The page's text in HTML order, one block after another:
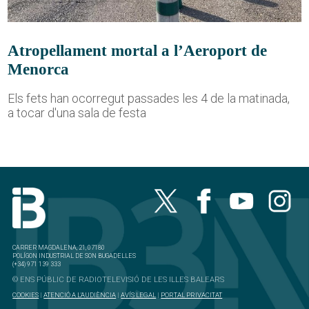
Atropellament mortal a l’Aeroport de
Menorca
Els fets han ocorregut passades les 4 de la matinada,
a tocar d'una sala de festa
CARRER MAGDALENA, 21, 07180
POLÍGON INDUSTRIAL DE SON BUGADELLES
(+34) 971 139 333
© ENS PÚBLIC DE RADIOTELEVISIÓ DE LES ILLES BALEARS
COOKIES |ATENCIÓ A L'AUDIÈNCIA |AVÍS LEGAL | PORTAL PRIVACITAT